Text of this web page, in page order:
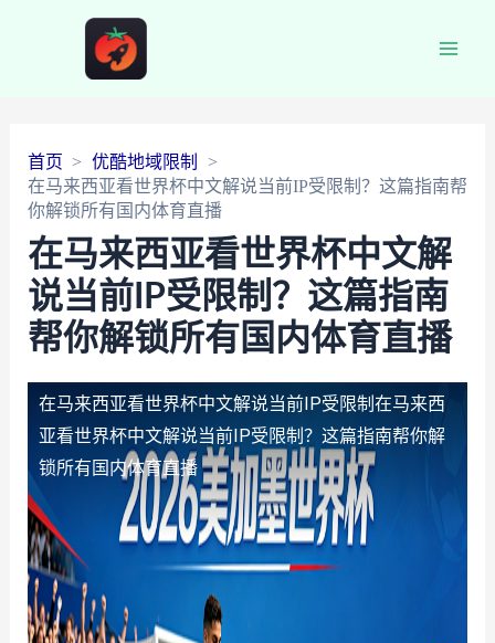
首页
优酷地域限制
在马来西亚看世界杯中文解说当前IP受限制？这篇指南帮
你解锁所有国内体育直播
在马来西亚看世界杯中文解
说当前IP受限制？这篇指南
帮你解锁所有国内体育直播
在马来西亚看世界杯中文解说当前IP受限制 在马来西
亚看世界杯中文解说当前IP受限制？这篇指南帮你解
锁所有国内体育直播